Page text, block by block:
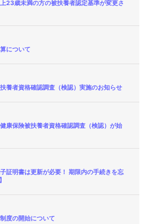
23歳未満の方の被扶養者認定基準が変更さ
について
養者資格確認調査（検認）実施のお知らせ
康保険被扶養者資格確認調査（検認）が始
証明書は更新が必要！ 期限内の手続きを忘
度の開始について